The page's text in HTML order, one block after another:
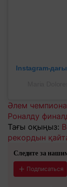
Instagram-
Әлем
Роналду
Тағы оқыңыз:
рекордын
Следите за
Подписаться